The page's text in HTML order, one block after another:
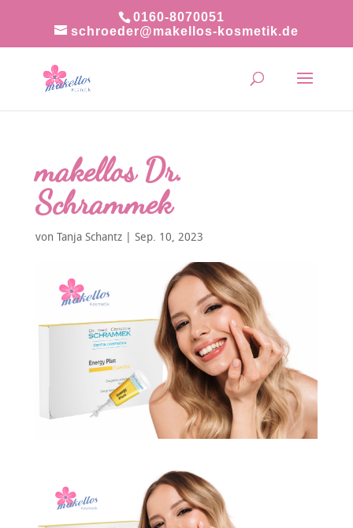
0160-8070051
schroeder@makellos-kosmetik.de
makellos Dr.
Schrammek
von Tanja Schantz| Sep. 10, 2023